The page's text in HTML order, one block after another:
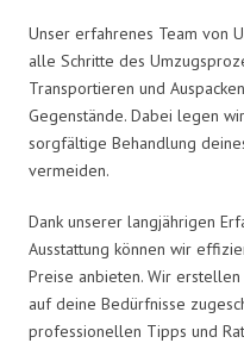
Unser erfahrenes Team von
alle Schritte des
Transportieren und
Gegenstände. Dabei legen
sorgfältige Behandlung
vermeiden.
Dank unserer langjährigen
Ausstattung können wir
Preise anbieten. Wir
auf deine Bedürfnisse
professionellen Tipps und